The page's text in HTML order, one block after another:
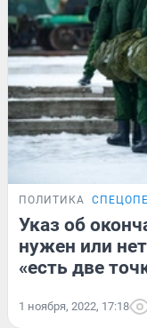
ПОЛИТИКА
Указ об
нужен или
«есть две
1 ноября, 2022, 17:18